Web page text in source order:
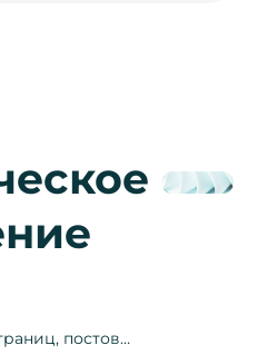
постов…